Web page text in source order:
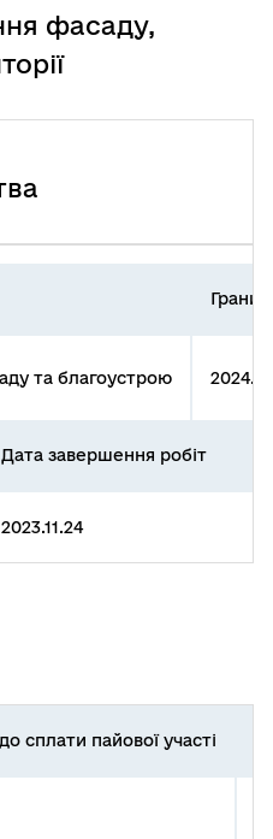
фасаду,
та благоустрою
Дата завершення робіт
2023.11.24
сплати пайової участі